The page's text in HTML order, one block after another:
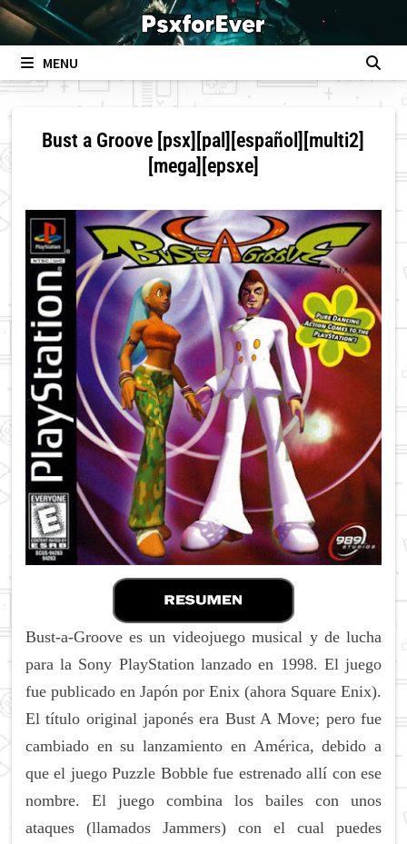
Skip
to
contentMENU
Bust a Groove [psx][pal][español][multi2]
[mega][epsxe]
Bust-a-Groove es un videojuego musical y de lucha
para la Sony PlayStation lanzado en 1998. El juego
fue publicado en Japón por Enix (ahora Square Enix).
El título original japonés era Bust A Move; pero fue
cambiado en su lanzamiento en América, debido a
que el juego Puzzle Bobble fue estrenado allí con ese
nombre. El juego combina los bailes con unos
ataques (llamados Jammers) con el cual puedes